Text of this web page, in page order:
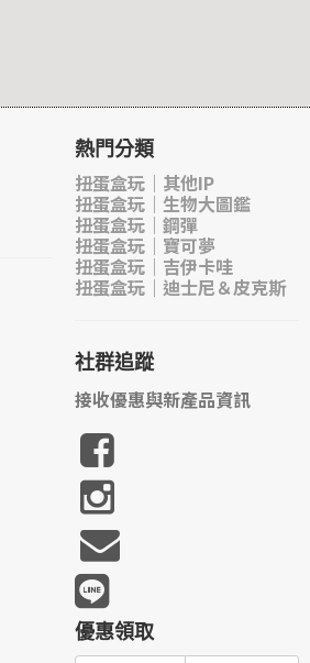
熱門分類
扭蛋盒玩｜其他IP
扭蛋盒玩｜生物大圖鑑
扭蛋盒玩｜鋼彈
扭蛋盒玩｜寶可夢
扭蛋盒玩｜吉伊卡哇
扭蛋盒玩｜迪士尼＆皮克斯
社群追蹤
接收優惠與新產品資訊
優惠領取